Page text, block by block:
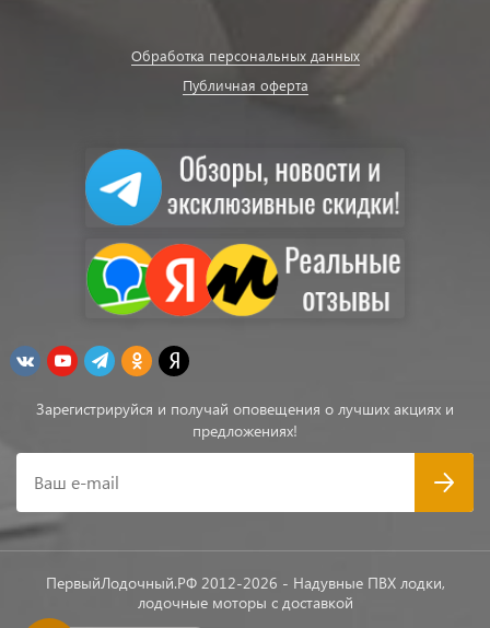
Обработка персональных данных
Публичная оферта
Зарегистрируйся и получай оповещения о лучших акциях и
предложениях!
Ваш e-mail
ПервыйЛодочный.РФ 2012-2026 - Надувные ПВХ лодки,
лодочные моторы с доставкой